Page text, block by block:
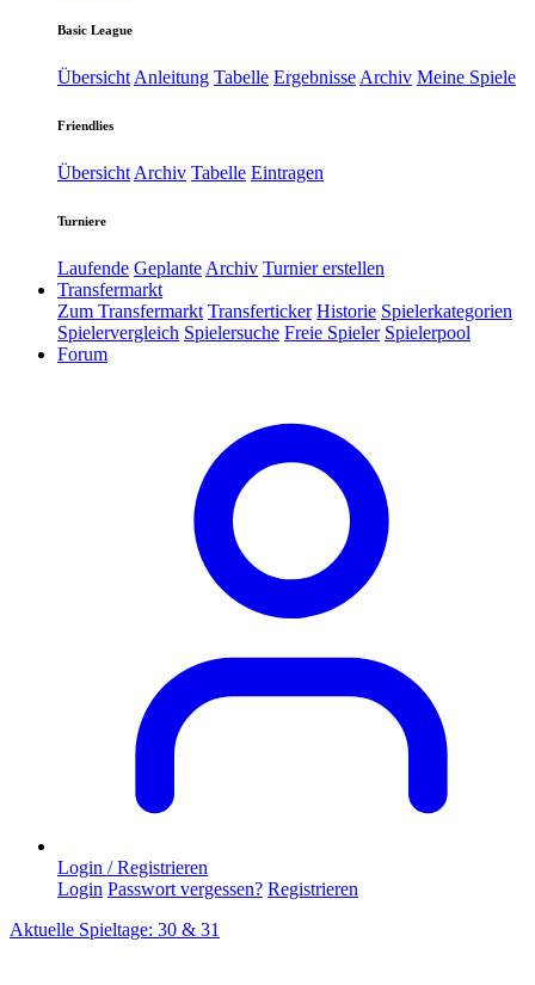
Basic League
Übersicht Anleitung Tabelle Ergebnisse Archiv Meine Spiele
Friendlies
Übersicht Archiv Tabelle Eintragen
Turniere
Laufende Geplante Archiv Turnier erstellen
Transfermarkt
Zum Transfermarkt Transferticker Historie Spielerkategorien
Spielervergleich Spielersuche Freie Spieler Spielerpool
Forum
Login / Registrieren
Login Passwort vergessen? Registrieren
Aktuelle Spieltage: 30 & 31